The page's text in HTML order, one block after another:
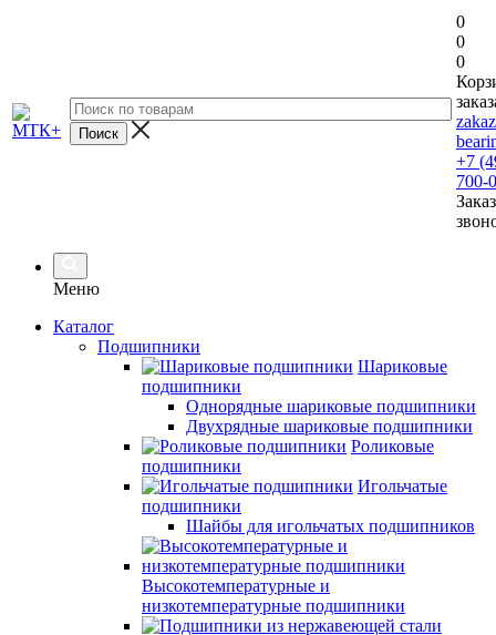
0
0
0
+7
700-
Меню
Каталог
Подшипники
Шариковые
подшипники
Однорядные шариковые подшипники
Двухрядные шариковые подшипники
Роликовые
подшипники
Игольчатые
подшипники
Шайбы для игольчатых подшипников
Высокотемпературные и
низкотемпературные подшипники